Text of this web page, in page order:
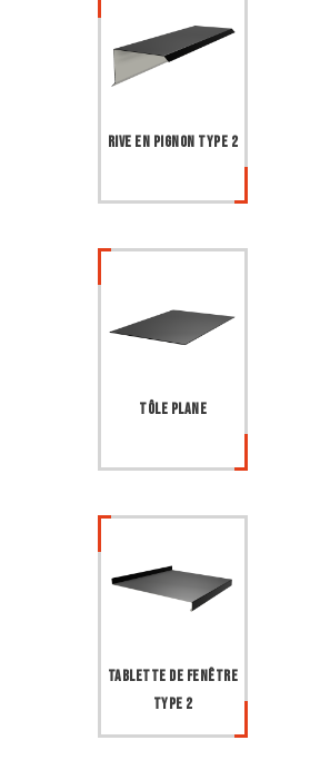
Rive en pignon type 2
Tôle plane
Tablette de fenêtre
type 2